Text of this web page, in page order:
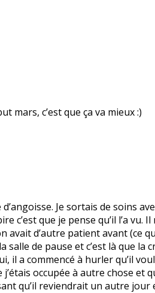
mars, c’est que ça va mieux :)
Je sortais de soins
c’est que je pense qu’il l’a vu.
avait d’autre patient avant (ce
de pause et c’est là que la
il a commencé à hurler qu’il
occupée à autre chose
qu’il reviendrait un autre